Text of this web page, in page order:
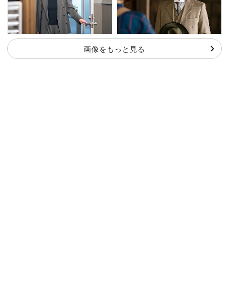
画像をもっと見る